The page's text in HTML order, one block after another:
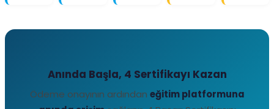
Anında Başla, 4 Sertifikayı Kazan
Ödeme onayının ardından eğitim platformuna